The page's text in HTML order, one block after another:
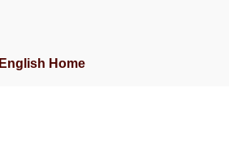
English Home